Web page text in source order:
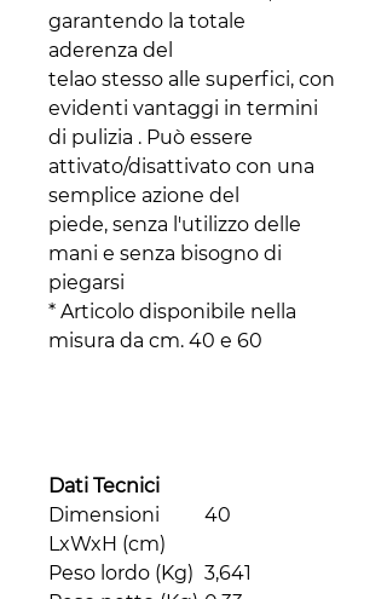
garantendo la totale
aderenza del
telao stesso alle superfici, con
evidenti vantaggi in termini
di pulizia . Può essere
attivato/disattivato con una
semplice azione del
piede, senza l'utilizzo delle
mani e senza bisogno di
piegarsi
* Articolo disponibile nella
misura da cm. 40 e 60
Dati Tecnici
Dimensioni
LxWxH (cm)
40
Peso lordo (Kg) 3,641